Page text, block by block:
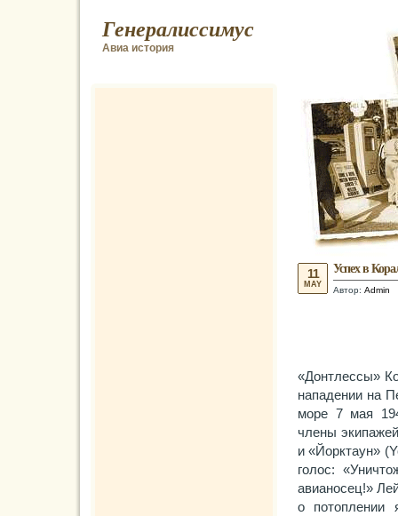
Генералиссимус
Авиа история
Успех в
Автор: Admin
11
MAY
«Донтлессы»
нападении на
море 7 мая
члены
и «Йорктаун»
голос:
авианосец!»
о потоплении